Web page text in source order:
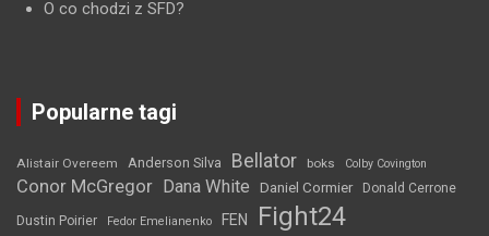
O co chodzi z SFD?
Popularne tagi
Alistair Overeem Anderson Silva Bellator boks Colby Covington
Conor McGregor Dana White Daniel Cormier Donald Cerrone
Dustin Poirier Fedor Emelianenko FEN Fight24